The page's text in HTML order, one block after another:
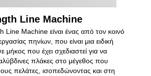
Line Machine
Line Machine είναι ένας από τον κοινό
πηνίων, που είναι μια ειδική
μήκος που έχει σχεδιαστεί για να
πλάκες στο μέγεθος που
πελάτες, ισοπεδώνοντας και στη